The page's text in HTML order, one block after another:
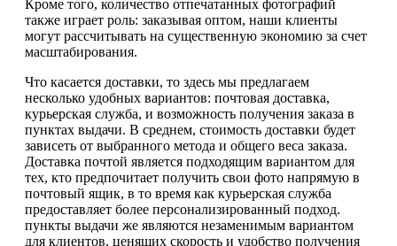
Кроме того, количество отпечатанных фотографий
также играет роль: заказывая оптом, наши клиенты
могут рассчитывать на существенную экономию за счет
масштабирования.
Что касается доставки, то здесь мы предлагаем
несколько удобных вариантов: почтовая доставка,
курьерская служба, и возможность получения заказа в
пунктах выдачи. В среднем, стоимость доставки будет
зависеть от выбранного метода и общего веса заказа.
Доставка почтой является подходящим вариантом для
тех, кто предпочитает получить свои фото напрямую в
почтовый ящик, в то время как курьерская служба
предоставляет более персонализированный подход.
пункты выдачи же являются незаменимым вариантом
для клиентов, ценящих скорость и удобство получения